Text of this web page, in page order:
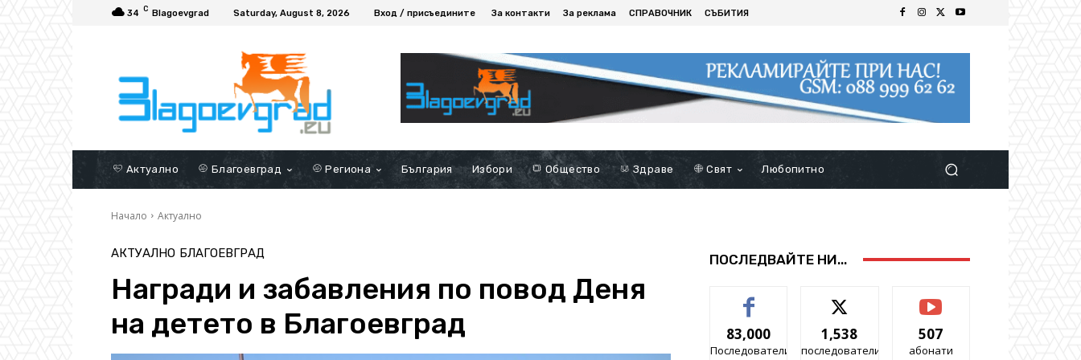
34 C Blagoevgrad Saturday, August 8, 2026 Вход / присъедините За контакти За реклама СПРАВОЧНИК СЪБИТИЯ
Актуално Благоевград Региона България Избори Общество Здраве Свят Любопитно
Начало Актуално
АКТУАЛНО БЛАГОЕВГРАД
Награди и забавления по повод Деня
на детето в Благоевград
ПОСЛЕДВАЙТЕ НИ...
83,000
Последователи
1,538
последователи
507
абонати